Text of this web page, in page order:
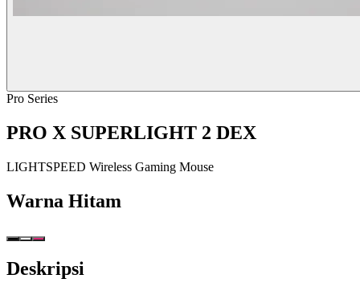
Pro Series
PRO X SUPERLIGHT 2 DEX
LIGHTSPEED Wireless Gaming Mouse
Warna Hitam
Deskripsi